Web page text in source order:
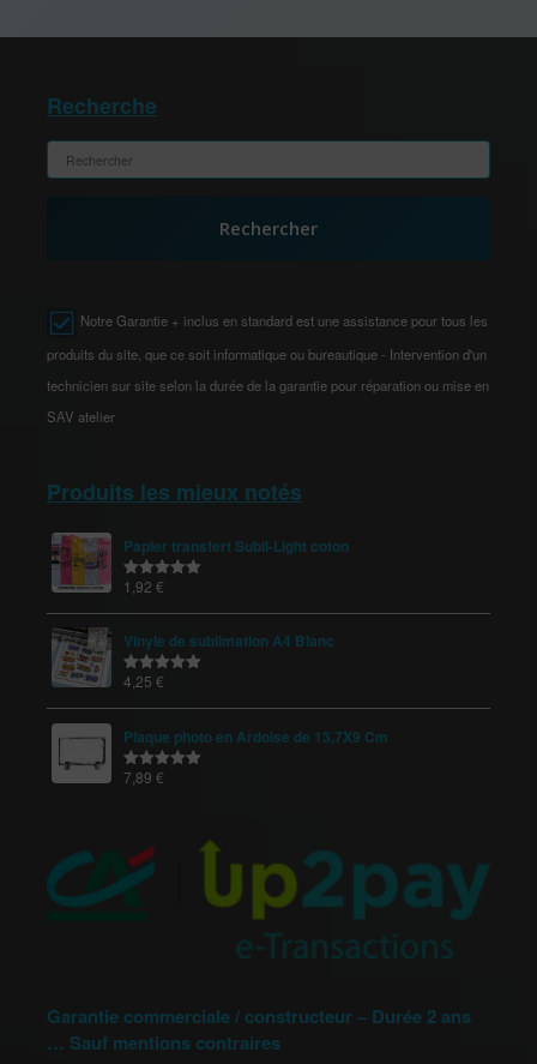
Recherche
Rechercher
Notre Garantie + inclus en standard est une assistance pour tous les
produits du site, que ce soit informatique ou bureautique - Intervention d'un
technicien sur site selon la durée de la garantie pour réparation ou mise en
SAV atelier
Produits les mieux notés
Papier transfert Subli-Light coton
Note5.00
1,92 €
Vinyle de sublimation A4 Blanc
Note5.00
4,25 €
Plaque photo en Ardoise de 13,7X9 Cm
Note5.00
7,89 €
Garantie commerciale / constructeur – Durée 2 ans
… Sauf mentions contraires